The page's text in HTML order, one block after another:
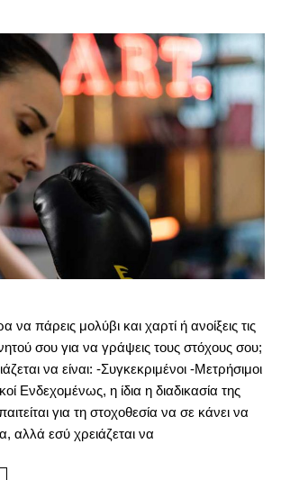
πάρεις μολύβι και χαρτί ή ανοίξεις τις
σου για να γράψεις τους στόχους σου;
να είναι: -Συγκεκριμένοι -Μετρήσιμοι
Ενδεχομένως, η ίδια η διαδικασία της
για τη στοχοθεσία να σε κάνει να
αλλά εσύ χρειάζεται να